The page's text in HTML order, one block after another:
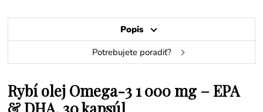
Popis
Potrebujete poradiť?
Rybí olej Omega-3 1 000 mg – EPA